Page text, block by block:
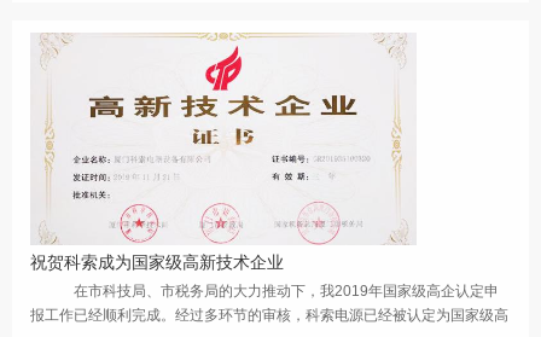
祝贺科索成为国家级高新技术企业
在市科技局、市税务局的大力推动下，我2019年国家级高企认定申
报工作已经顺利完成。经过多环节的审核，科索电源已经被认定为国家级高